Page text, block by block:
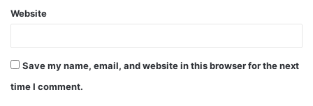
Website
Save my name, email, and website in this browser for the next
time I comment.